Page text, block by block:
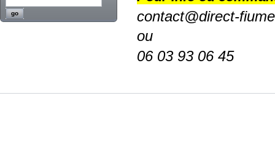
contact@direct-
ou
06 03 93 06 45